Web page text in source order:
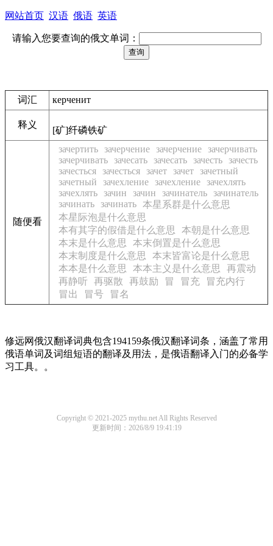
网站首页 汉语 俄语 英语
请输入您要查询的俄文单词：
词汇 керченит
释义
[矿]纤磷铁矿
随便看
зачертить зачерчение зачерчение
зачерчивать
зачерчивать
зачесать зачесать зачесть
зачесть
зачесться
зачесться зачет зачет
зачетный
зачетный
зачехление зачехление
зачехлять
зачехлять
зачин зачин зачинатель
зачинатель
зачинать
зачинать 本星系群是什么意思
本星际泡是什么意思
本有其字的假借是什么意思
本朝是什么意思
本末是什么意思
本末倒置是什么意思
本末制度是什么意思
本末皆富论是什么意思
本本是什么意思
本本主义是什么意思
再震动
再静听 再驱散 再鼓励 冒 冒充
冒充内行
冒出
冒号 冒名
修远网俄汉翻译词典包含194159条俄汉翻译词条，涵盖了常用
俄语单词及词组短语的翻译及用法，是俄语翻译入门的必备学
习工具。。
Copyright © 2021-2025 mythu.net All Rights Reserved
更新时间：2026/8/9 19:41:19